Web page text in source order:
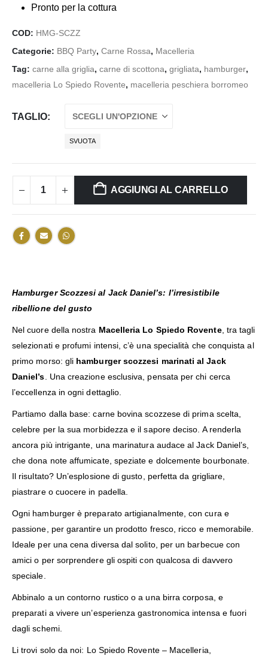
Pronto per la cottura
COD: HMG-SCZZ
Categorie: BBQ Party, Carne Rossa, Macelleria
Tag: carne alla griglia, carne di scottona, grigliata, hamburger,
macelleria Lo Spiedo Rovente, macelleria peschiera borromeo
TAGLIO
SVUOTA
AGGIUNGI AL CARRELLO
Hamburger Scozzesi al Jack Daniel’s: l’irresistibile
ribellione del gusto
Nel cuore della nostra Macelleria Lo Spiedo Rovente, tra tagli
selezionati e profumi intensi, c’è una specialità che conquista al
primo morso: gli hamburger scozzesi marinati al Jack
Daniel’s . Una creazione esclusiva, pensata per chi cerca
l’eccellenza in ogni dettaglio.
Partiamo dalla base: carne bovina scozzese di prima scelta,
celebre per la sua morbidezza e il sapore deciso. A renderla
ancora più intrigante, una marinatura audace al Jack Daniel’s,
che dona note affumicate, speziate e dolcemente bourbonate.
Il risultato? Un’esplosione di gusto, perfetta da grigliare,
piastrare o cuocere in padella.
Ogni hamburger è preparato artigianalmente, con cura e
passione, per garantire un prodotto fresco, ricco e memorabile.
Ideale per una cena diversa dal solito, per un barbecue con
amici o per sorprendere gli ospiti con qualcosa di davvero
speciale.
Abbinalo a un contorno rustico o a una birra corposa, e
preparati a vivere un’esperienza gastronomica intensa e fuori
dagli schemi.
Li trovi solo da noi: Lo Spiedo Rovente – Macelleria,